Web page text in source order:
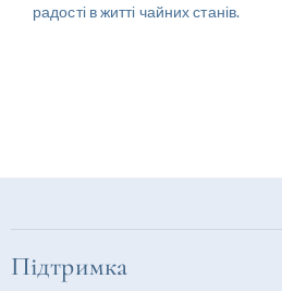
радості в житті чайних станів.
Підтримка